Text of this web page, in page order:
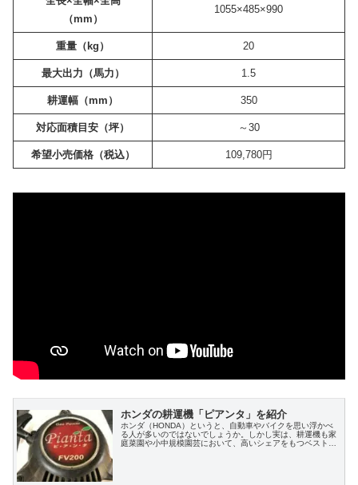
（mm）
1055×485×990
重量（kg） 20
最大出力（馬力） 1.5
耕運幅（mm） 350
対応面積目安（坪） ～30
希望小売価格（税込） 109,780円
ホンダの耕運機「ピアンタ」を紹介
ホンダ（HONDA）というと、自動車やバイクを思い浮かべ
る人が多いのではないでしょうか。しかし実は、耕運機も家
庭菜園や小中規模園芸において、高いシェアをもつベストセ